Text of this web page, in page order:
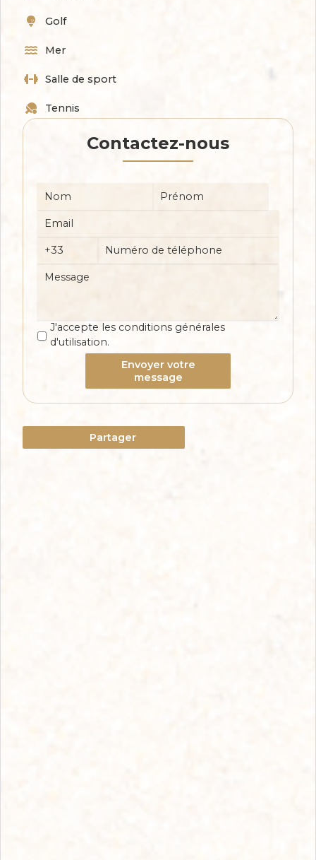
Golf
Mer
Salle de sport
Tennis
Contactez-nous
J'accepte les conditions générales
d'utilisation.
Envoyer votre
message
Partager